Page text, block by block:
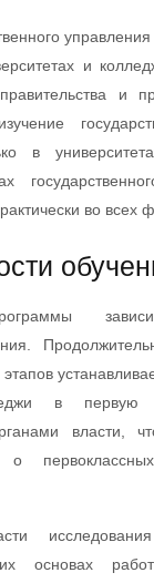
и
и
в
во всех
этапов
в первую
власти,
о
основах